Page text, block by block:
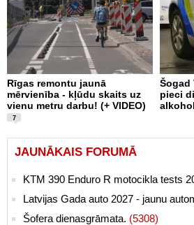
Rīgas remontu jaunā
mērvienība - kļūdu skaits uz
vienu metru darbu! (+ VIDEO)
7
Šogad
pieci
JAUNĀKAIS FORUMĀ
KTM 390 Enduro R motocikla tests
Latvijas Gada auto 2027 - jaunu
Šofera dienasgrāmata. (5308)